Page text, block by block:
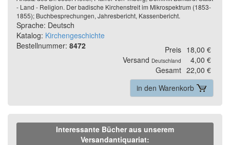
- Land - Religion. Der badische Kirchenstreit im Mikrospektrum (1853-
1855); Buchbesprechungen, Jahresbericht, Kassenbericht.
Sprache: Deutsch
Katalog: Kirchengeschichte
Bestellnummer: 8472 Preis 18,00 €
Versand Deutschland
4,00 €
Gesamt 22,00 €
in den Warenkorb
Interessante Bücher aus unserem
Versandantiquariat: